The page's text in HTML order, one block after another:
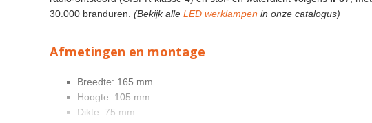
30.000 branduren. (Bekijk alle LED werklampen in onze catalogus)
Afmetingen en montage
Breedte: 165 mm
Hoogte: 105 mm
Dikte: 75 mm